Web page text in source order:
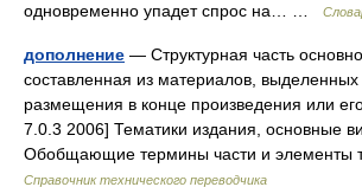
одновременно упадет спрос на… …
дополнение — Структурная часть
составленная из материалов,
размещения в конце произведения или
7.0.3 2006] Тематики издания, основные
Обобщающие термины части и элементы
Справочник технического переводчика